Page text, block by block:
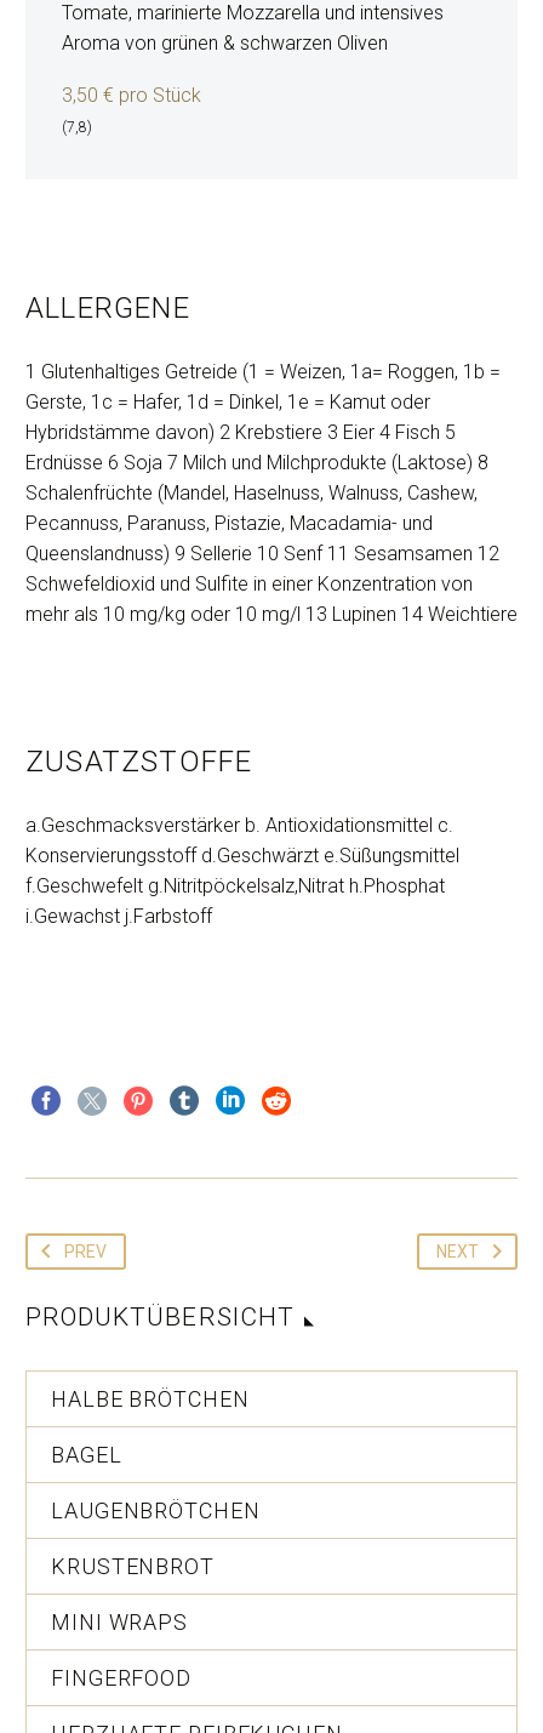
Tomate, marinierte Mozzarella und intensives
Aroma von grünen & schwarzen Oliven
3,50 € pro Stück
(7,8)
ALLERGENE
1 Glutenhaltiges Getreide (1 = Weizen, 1a= Roggen, 1b =
Gerste, 1c = Hafer, 1d = Dinkel, 1e = Kamut oder
Hybridstämme davon) 2 Krebstiere 3 Eier 4 Fisch 5
Erdnüsse 6 Soja 7 Milch und Milchprodukte (Laktose) 8
Schalenfrüchte (Mandel, Haselnuss, Walnuss, Cashew,
Pecannuss, Paranuss, Pistazie, Macadamia- und
Queenslandnuss) 9 Sellerie 10 Senf 11 Sesamsamen 12
Schwefeldioxid und Sulfite in einer Konzentration von
mehr als 10 mg/kg oder 10 mg/l 13 Lupinen 14 Weichtiere
ZUSATZSTOFFE
a.Geschmacksverstärker b. Antioxidationsmittel c.
Konservierungsstoff d.Geschwärzt e.Süßungsmittel
f.Geschwefelt g.Nitritpöckelsalz,Nitrat h.Phosphat
i.Gewachst j.Farbstoff
PREV NEXT
PRODUKTÜBERSICHT
HALBE BRÖTCHEN
BAGEL
LAUGENBRÖTCHEN
KRUSTENBROT
MINI WRAPS
FINGERFOOD